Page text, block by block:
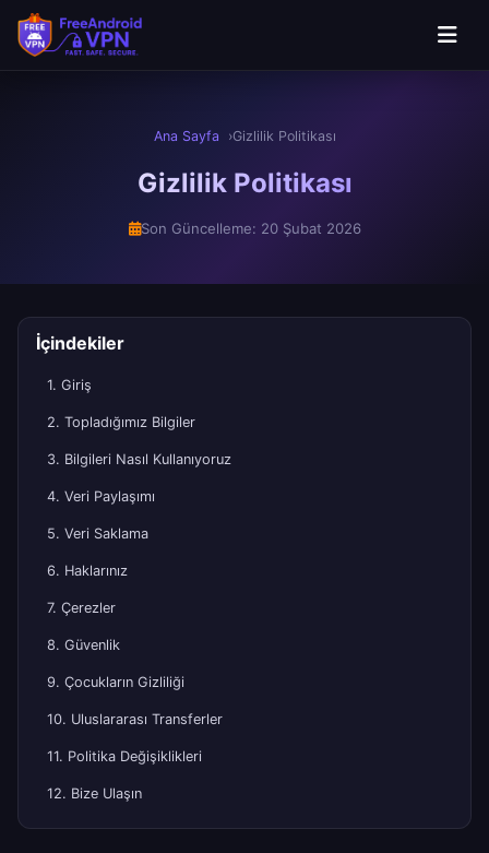
Ana Sayfa Gizlilik Politikası
Gizlilik Politikası
Son Güncelleme: 20 Şubat 2026
İçindekiler
1. Giriş
2. Topladığımız Bilgiler
3. Bilgileri Nasıl Kullanıyoruz
4. Veri Paylaşımı
5. Veri Saklama
6. Haklarınız
7. Çerezler
8. Güvenlik
9. Çocukların Gizliliği
10. Uluslararası Transferler
11. Politika Değişiklikleri
12. Bize Ulaşın